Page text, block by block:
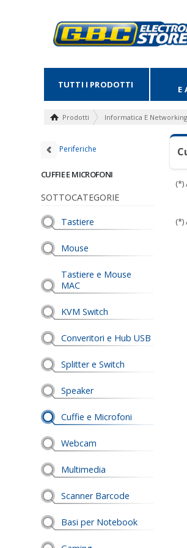
TUTTI I PRODOTTI
E
Prodotti Informatica E Networking
Periferiche
CUFFIE E MICROFONI
SOTTOCATEGORIE
Tastiere
Mouse
Tastiere e Mouse
MAC
KVM Switch
Converitori e Hub USB
Splitter e Switch
Speaker
Cuffie e Microfoni
Webcam
Multimedia
Scanner Barcode
Basi per Notebook
(*)
(*)